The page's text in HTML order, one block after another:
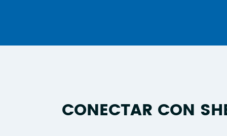
CONECTAR CON